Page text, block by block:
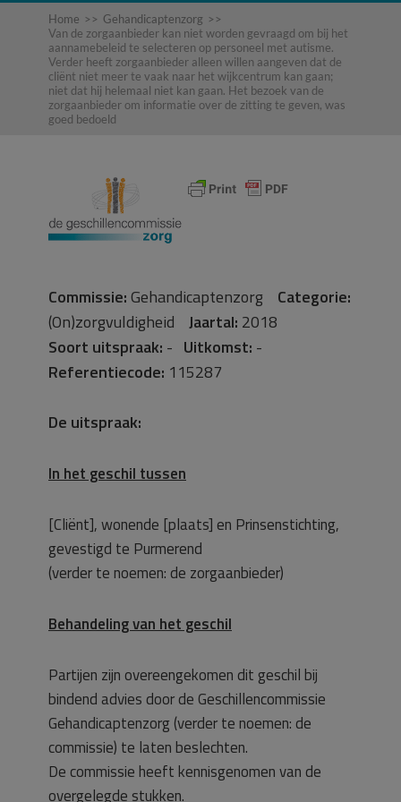
Home >> Gehandicaptenzorg >>
Van de zorgaanbieder kan niet worden gevraagd om bij het
aannamebeleid te selecteren op personeel met autisme.
Verder heeft zorgaanbieder alleen willen aangeven dat de
cliënt niet meer te vaak naar het wijkcentrum kan gaan;
niet dat hij helemaal niet kan gaan. Het bezoek van de
zorgaanbieder om informatie over de zitting te geven, was
goed bedoeld
Commissie:Gehandicaptenzorg Categorie:
(On)zorgvuldigheid Jaartal: 2018
Soort uitspraak: - Uitkomst: -
Referentiecode: 115287
De uitspraak:
In het geschil tussen
[Cliënt], wonende [plaats] en Prinsenstichting,
gevestigd te Purmerend
(verder te noemen: de zorgaanbieder)
Behandeling van het geschil
Partijen zijn overeengekomen dit geschil bij
bindend advies door de Geschillencommissie
Gehandicaptenzorg (verder te noemen: de
commissie) te laten beslechten.
De commissie heeft kennisgenomen van de
overgelegde stukken.